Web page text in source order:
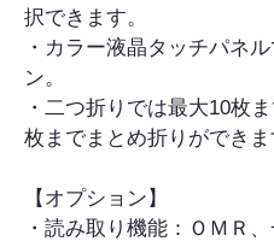
択できます。
・カラー液晶タッチパネ
ン。
・二つ折りでは最大10枚
枚までまとめ折りができま
【オプション】
・読み取り機能：ＯＭＲ